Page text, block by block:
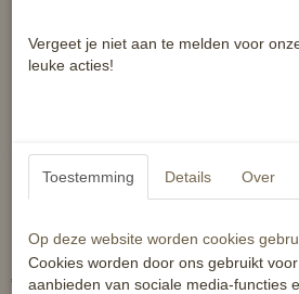
paar)
€ 62,95
Vergeet je niet aan te melden voor
leuke acties!
Toestemming Details Over
Op deze website worden cookies
Cookies worden door ons gebruikt
aanbieden van sociale media-functies